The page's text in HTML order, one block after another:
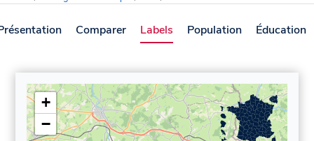
Comparer Labels Population Éducation
+
−